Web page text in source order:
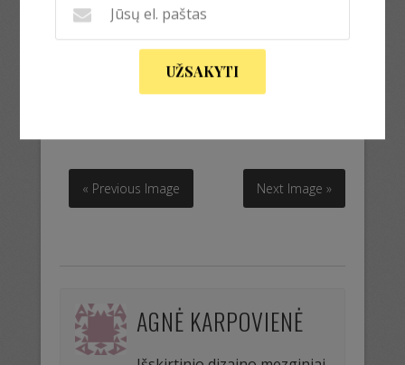
šiltas pončas su raaštais
« Previous Image Next Image »
AGNĖ KARPOVIENĖ
UŽSAKYTI